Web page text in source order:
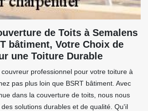
de Toits à Semalens
bâtiment, Votre Choix de
une Toiture Durable
professionnel pour votre toiture à
pas plus loin que BSRT bâtiment. Avec
dans la couverture de toits, nous nous
solutions durables et de qualité. Qu'il